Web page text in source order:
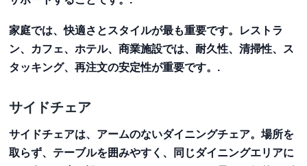
家庭では、快適さとスタイルが最も重要です。レストラ
ン、カフェ、ホテル、商業施設では、耐久性、清掃性、ス
タッキング、再注文の安定性が重要です。.
サイドチェア
サイドチェアは、アームのないダイニングチェア。場所を
取らず、テーブルを囲みやすく、同じダイニングエリアに